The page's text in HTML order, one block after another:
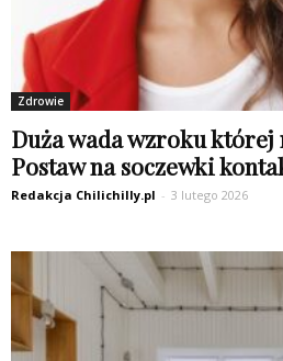
Zdrowie
Duża wada wzroku
Postaw na soczewki
Redakcja Chilichilly.pl - 3 lutego 2026